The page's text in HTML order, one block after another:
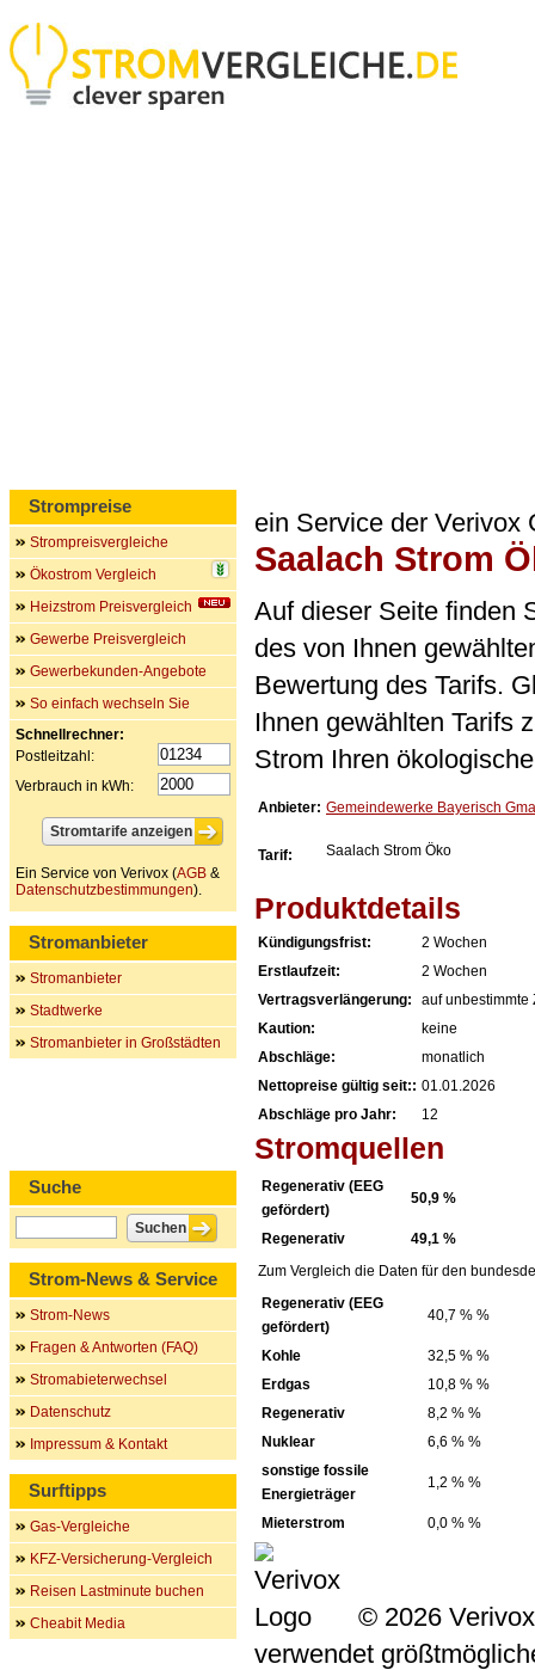
ein Service der Verivox
Saalach Strom
Auf dieser Seite finden
des von Ihnen
Bewertung des Tarifs.
Ihnen gewählten Tarifs
Strom Ihren
Anbieter: Gemeindewerke Bayerisch
Tarif: Saalach Strom Öko
Produktdetails
Kündigungsfrist:
2 Wochen
Erstlaufzeit:
2 Wochen
Vertragsverlängerung:
auf unbestimmte
Kaution:
keine
Abschläge:
monatlich
Nettopreise gültig seit:: 01.01.2026
Abschläge pro Jahr:
12
Stromquellen
Regenerativ (EEG
gefördert)
50,9 %
Regenerativ
49,1 %
Zum Vergleich die Daten für den
Regenerativ (EEG
gefördert)
40,7 % %
Kohle
32,5 % %
Erdgas
10,8 % %
Regenerativ
8,2 % %
Nuklear
6,6 % %
sonstige fossile
Energieträger
1,2 % %
Mieterstrom 0,0 % %
© 2026
verwendet
Strompreise
Strompreisvergleiche
Ökostrom Vergleich
Heizstrom Preisvergleich
Gewerbe Preisvergleich
Gewerbekunden-Angebote
So einfach wechseln Sie
Schnellrechner:
Postleitzahl:
Verbrauch in kWh:
Ein Service von Verivox (AGB &
Datenschutzbestimmungen).
Stromanbieter
Stromanbieter
Stadtwerke
Stromanbieter in Großstädten
Suche
Strom-News & Service
Strom-News
Fragen & Antworten (FAQ)
Stromabieterwechsel
Datenschutz
Impressum & Kontakt
Surftipps
Gas-Vergleiche
KFZ-Versicherung-Vergleich
Reisen Lastminute buchen
Cheabit Media